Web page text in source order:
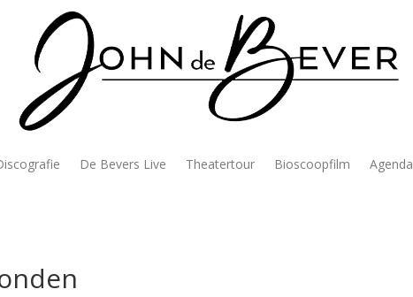
De Bevers Live Theatertour Bioscoopfilm Agenda